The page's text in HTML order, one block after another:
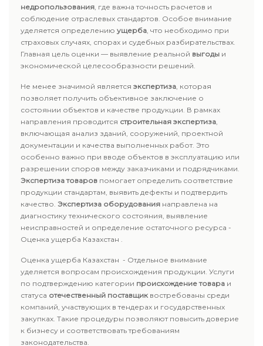
недропользования, где важна точность расчетов и
соблюдение отраслевых стандартов. Особое внимание
уделяется определению ущерба, что необходимо при
страховых случаях, спорах и судебных разбирательствах.
Главная цель оценки — выявление реальной выгоды и
экономической целесообразности решений.
Не менее значимой является экспертиза, которая
позволяет получить объективное заключение о
состоянии объектов и качестве продукции. В рамках
направления проводится строительная экспертиза,
включающая анализ зданий, сооружений, проектной
документации и качества выполненных работ. Это
особенно важно при вводе объектов в эксплуатацию или
разрешении споров между заказчиками и подрядчиками.
Экспертиза товаров помогает определить соответствие
продукции стандартам, выявить дефекты и подтвердить
качество. Экспертиза оборудования направлена на
диагностику технического состояния, выявление
неисправностей и определение остаточного ресурса -
Оценка ущерба Казахстан .
Оценка ущерба Казахстан - Отдельное внимание
уделяется вопросам происхождения продукции. Услуги
по подтверждению категории происхождение товара и
статуса отечественный поставщик востребованы среди
компаний, участвующих в тендерах и государственных
закупках. Такие процедуры позволяют повысить доверие
к бизнесу и соответствовать требованиям
законодательства.